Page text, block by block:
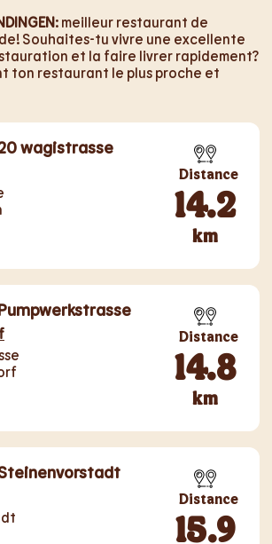
: meilleur restaurant de
Souhaites-tu vivre une excellente
et la faire livrer rapidement?
ton restaurant le plus proche et
wagistrasse
Distance
14.2
km
Distance
14.8
km
Distance
15.9